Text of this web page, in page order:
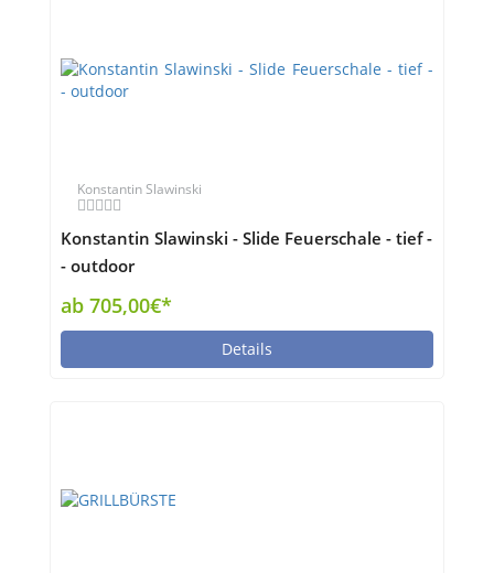
Konstantin Slawinski
Konstantin Slawinski - Slide Feuerschale - tief -
- outdoor
ab 705,00€*
Details